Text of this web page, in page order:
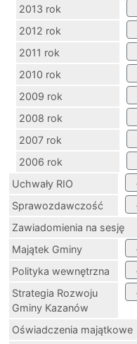
2013 rok
2012 rok
2011 rok
2010 rok
2009 rok
2008 rok
2007 rok
2006 rok
Uchwały RIO
Sprawozdawczość
Zawiadomienia na sesję
Majątek Gminy
Polityka wewnętrzna
Strategia Rozwoju
Gminy Kazanów
Oświadczenia majątkowe